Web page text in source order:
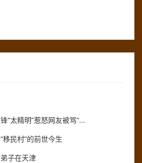
“太精明”惹怒网友被骂“...
移民村”的前世今生
子在天津